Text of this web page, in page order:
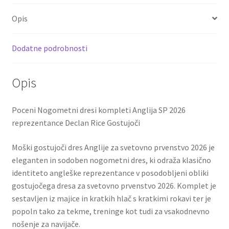
Rice
količina
k
Opis
Dodatne podrobnosti
Opis
Poceni Nogometni dresi kompleti Anglija SP 2026
reprezentance Declan Rice Gostujoči
Moški gostujoči dres Anglije za svetovno prvenstvo 2026 je
eleganten in sodoben nogometni dres, ki odraža klasično
identiteto angleške reprezentance v posodobljeni obliki
gostujočega dresa za svetovno prvenstvo 2026. Komplet je
sestavljen iz majice in kratkih hlač s kratkimi rokavi ter je
popoln tako za tekme, treninge kot tudi za vsakodnevno
nošenje za navijače.